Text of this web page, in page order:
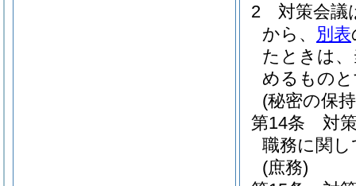
2
対策会議
から、 別表
たときは
めるもの
(秘密の保
第14条
対
職務に関
(庶務)